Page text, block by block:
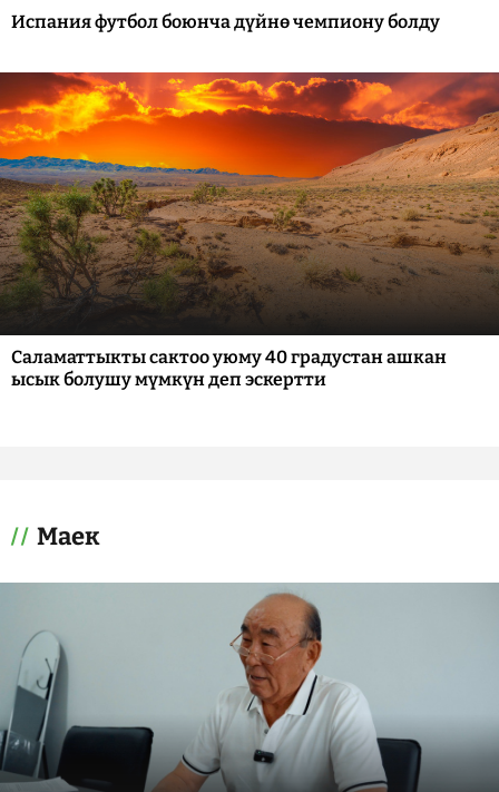
Испания футбол боюнча дүйнө чемпиону болду
Саламаттыкты сактоо уюму 40 градустан ашкан
ысык болушу мүмкүн деп эскертти
Маек